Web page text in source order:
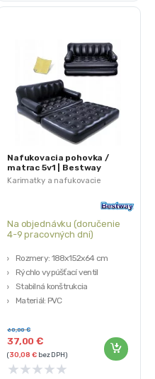
Karimatky a nafukovacie
Nafukovacia pohovka /
matrac 5v1 | Bestway
75054
Na objednávku (doručenie
4-9 pracovných dni)
Rozmery: 188x152x64 cm
Rýchlo vypúšťací ventil
Stabilná konštrukcia
Materiál: PVC
37,00€
60,00€
(30,08€bez DPH)
★★★★★